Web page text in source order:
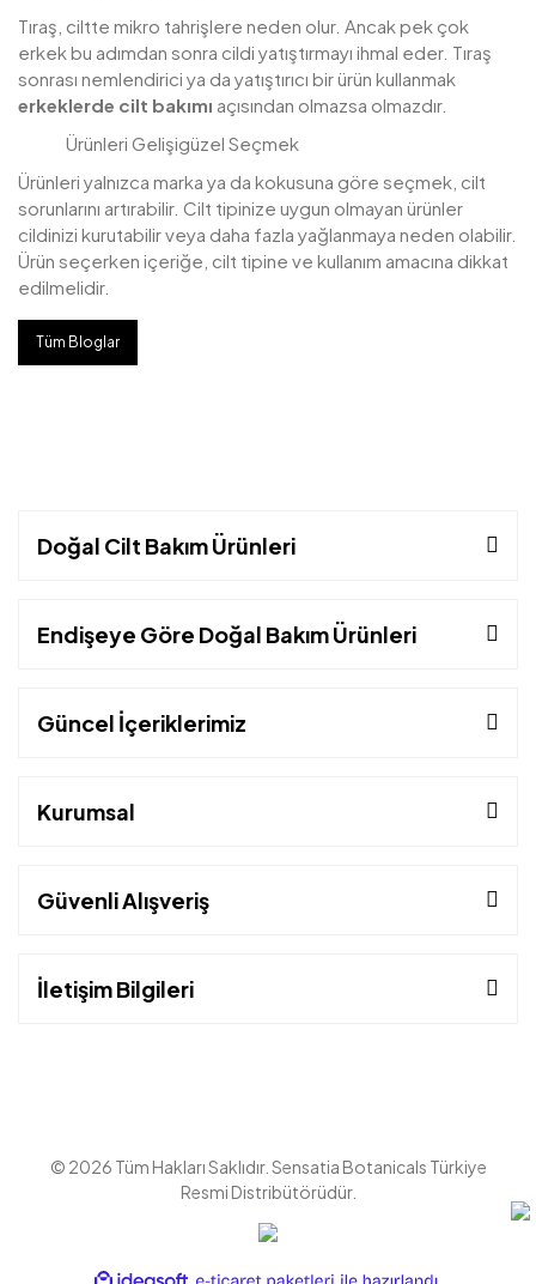
Tıraş, ciltte mikro tahrişlere neden olur. Ancak pek çok
erkek bu adımdan sonra cildi yatıştırmayı ihmal eder. Tıraş
sonrası nemlendirici ya da yatıştırıcı bir ürün kullanmak
erkeklerde cilt bakımı açısından olmazsa olmazdır.
Ürünleri Gelişigüzel Seçmek
Ürünleri yalnızca marka ya da kokusuna göre seçmek, cilt
sorunlarını artırabilir. Cilt tipinize uygun olmayan ürünler
cildinizi kurutabilir veya daha fazla yağlanmaya neden olabilir.
Ürün seçerken içeriğe, cilt tipine ve kullanım amacına dikkat
edilmelidir.
Tüm Bloglar
Doğal Cilt Bakım Ürünleri
Endişeye Göre Doğal Bakım Ürünleri
Güncel İçeriklerimiz
Kurumsal
Güvenli Alışveriş
İletişim Bilgileri
© 2026 Tüm Hakları Saklıdır. Sensatia Botanicals Türkiye
Resmi Distribütörüdür.
ideasoft e-